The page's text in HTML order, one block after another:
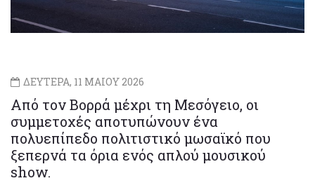
ΔΕΥΤΕΡΑ, 11 ΜΑΙΟΥ 2026
Από τον Βορρά μέχρι τη Μεσόγειο, οι
συμμετοχές αποτυπώνουν ένα
πολυεπίπεδο πολιτιστικό μωσαϊκό που
ξεπερνά τα όρια ενός απλού μουσικού
show.